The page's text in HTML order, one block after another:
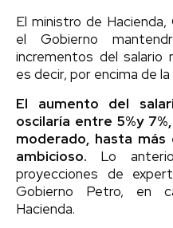
El ministro de Hacienda,
el Gobierno
incrementos del salario
es decir, por encima de la
El aumento del
oscilaría entre 5%y
moderado, hasta más
ambicioso. Lo
proyecciones de
Gobierno Petro, en
Hacienda.